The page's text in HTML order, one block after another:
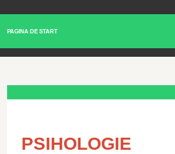
PAGINA DE START
PSIHOLOGIE